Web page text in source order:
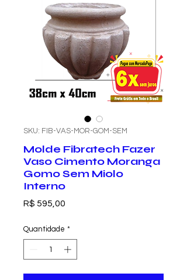
SKU: FIB-VAS-MOR-GOM-SEM
Molde Fibratech Fazer
Vaso Cimento Moranga
Gomo Sem Miolo
Interno
R$ 595,00
Quantidade *